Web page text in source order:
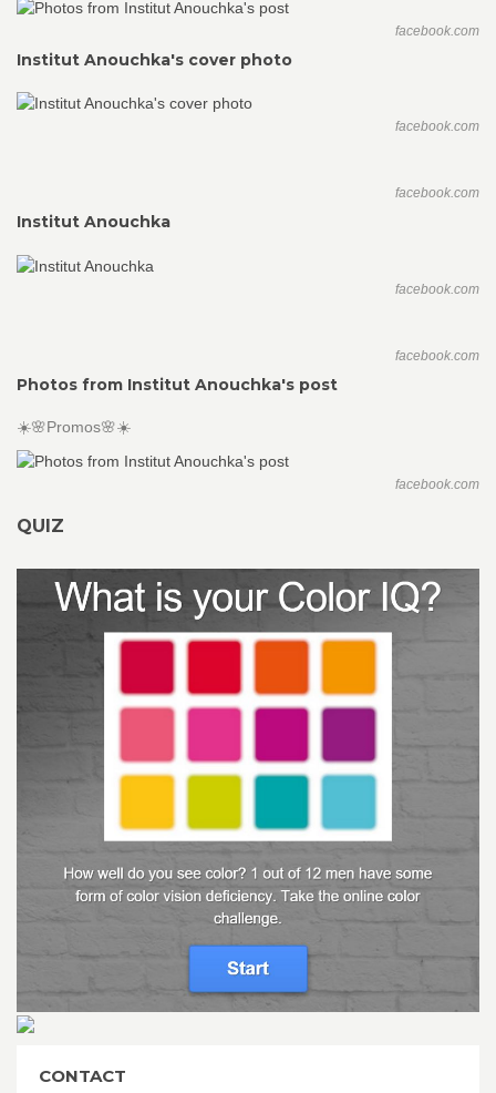
facebook.com
Institut Anouchka's cover photo
facebook.com
facebook.com
Institut Anouchka
facebook.com
facebook.com
Photos from Institut Anouchka's post
☀️🌸Promos🌸☀️
facebook.com
QUIZ
CONTACT